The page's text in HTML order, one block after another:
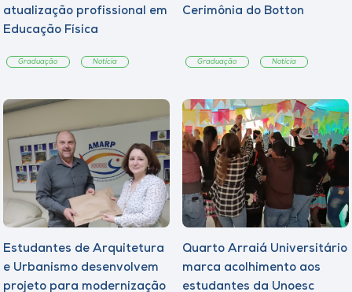
atualização profissional em
Educação Física
Graduação Notícia
Cerimônia do Botton
Graduação Notícia
Estudantes de Arquitetura
e Urbanismo desenvolvem
projeto para modernização
Quarto Arraiá Universitário
marca acolhimento aos
estudantes da Unoesc